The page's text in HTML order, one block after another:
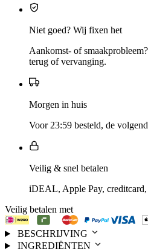
Niet goed? Wij fixen het
Aankomst- of
terug of vervanging.
Morgen in huis
Voor 23:59 besteld, de
Veilig & snel betalen
iDEAL, Apple Pay, creditcard,
Veilig betalen met
BESCHRIJVING
INGREDIËNTEN